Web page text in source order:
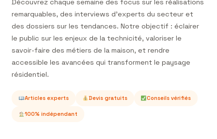
Découvrez chaque semaine des focus sur les réalisations
remarquables, des interviews d’experts du secteur et
des dossiers sur les tendances. Notre objectif : éclairer
le public sur les enjeux de la technicité, valoriser le
savoir-faire des métiers de la maison, et rendre
accessible les avancées qui transforment le paysage
résidentiel.
Articles experts Devis gratuits Conseils vérifiés
100% indépendant